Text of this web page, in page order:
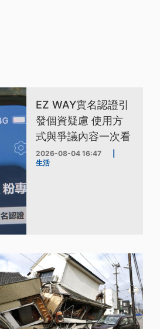
EZ WAY實名認證引
發個資疑慮 使用方
式與爭議內容一次看
2026-08-04 16:47
生活